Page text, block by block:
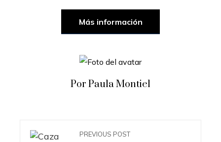
Más información
Por Paula Montiel
PREVIOUS POST